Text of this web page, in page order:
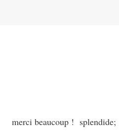
merci beaucoup ! splendide;